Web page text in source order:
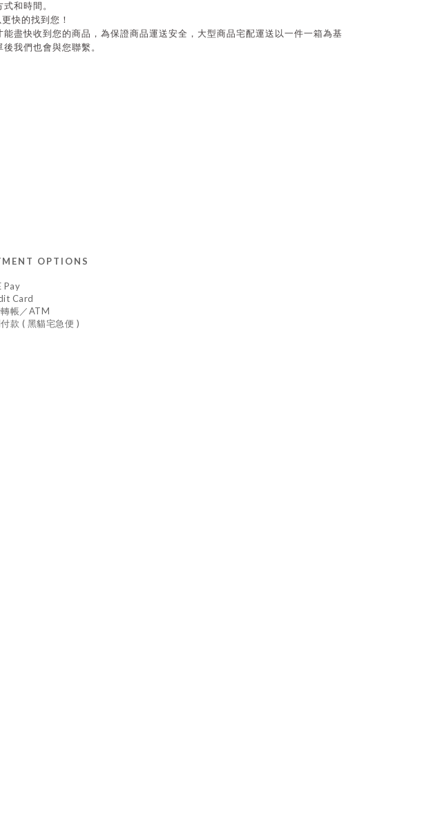
和時間。
快的找到您！
盡快收到您的商品，為保證商品運送安全，大型商品宅配運送以一件一箱為基
我們也會與您聯繫。
OPTIONS
Pay
Card
帳／ATM
款 ( 黑貓宅急便 )